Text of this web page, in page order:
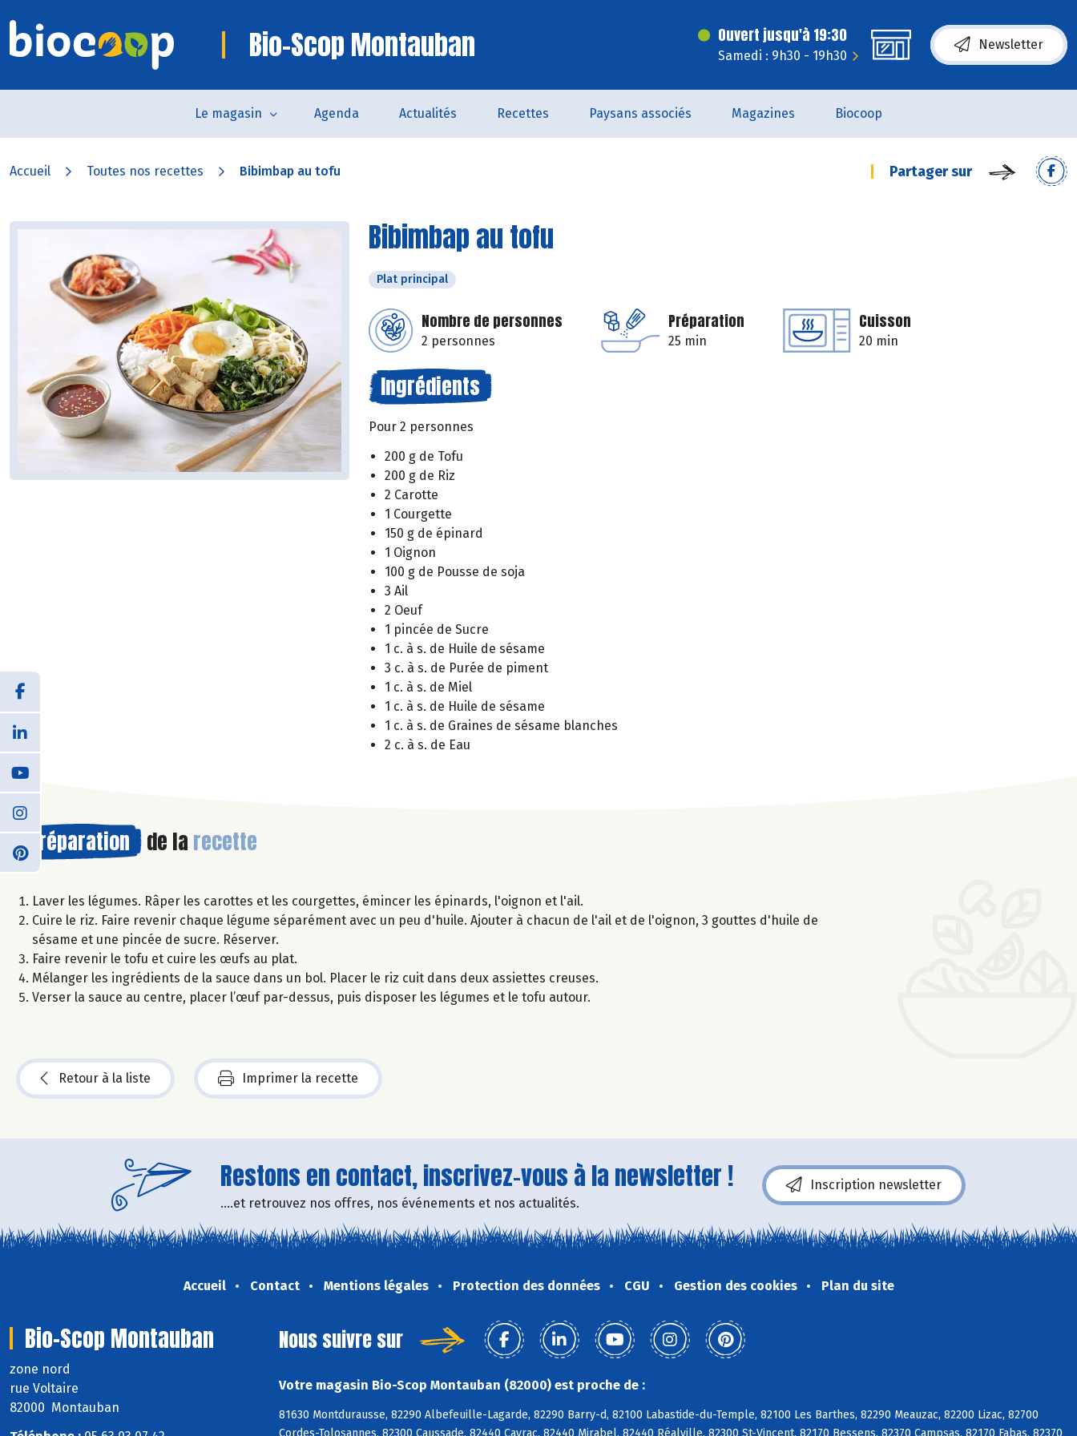
Bio-Scop Montauban Ouvert jusqu'à 19:30
Samedi : 9h30 - 19h30
Newsletter
Le magasin Agenda Actualités Recettes Paysans associés Magazines Biocoop
Accueil Toutes nos recettes Bibimbap au tofu Partager sur
Bibimbap au tofu
Plat principal
Nombre de personnes
2 personnes
Préparation
25 min
Cuisson
20 min
Ingrédients
Pour 2 personnes
200 g de Tofu
200 g de Riz
2 Carotte
1 Courgette
150 g de épinard
1 Oignon
100 g de Pousse de soja
3 Ail
2 Oeuf
1 pincée de Sucre
1 c. à s. de Huile de sésame
3 c. à s. de Purée de piment
1 c. à s. de Miel
1 c. à s. de Huile de sésame
1 c. à s. de Graines de sésame blanches
2 c. à s. de Eau
Préparation de la recette
Laver les légumes. Râper les carottes et les courgettes, émincer les épinards, l'oignon et l'ail.
Cuire le riz. Faire revenir chaque légume séparément avec un peu d'huile. Ajouter à chacun de l'ail et de l'oignon, 3 gouttes d'huile de
sésame et une pincée de sucre. Réserver.
Faire revenir le tofu et cuire les œufs au plat.
Mélanger les ingrédients de la sauce dans un bol. Placer le riz cuit dans deux assiettes creuses.
Verser la sauce au centre, placer l’œuf par-dessus, puis disposer les légumes et le tofu autour.
Retour à la liste Imprimer la recette
Restons en contact, inscrivez-vous à la newsletter !
....et retrouvez nos offres, nos événements et nos actualités.
Inscription newsletter
Accueil Contact Mentions légales Protection des données CGU Gestion des cookies Plan du site
Bio-Scop Montauban
zone nord
rue Voltaire
82000 Montauban
Nous suivre sur
Votre magasin Bio-Scop Montauban (82000) est proche de :
81630 Montdurausse, 82290 Albefeuille-Lagarde, 82290 Barry-d, 82100 Labastide-du-Temple, 82100 Les Barthes, 82290 Meauzac, 82200 Lizac, 82700
Cordes-Tolosannes, 82300 Caussade, 82440 Cayrac, 82440 Mirabel, 82440 Réalville, 82300 St-Vincent, 82170 Bessens, 82370 Campsas, 82170 Fabas, 82370